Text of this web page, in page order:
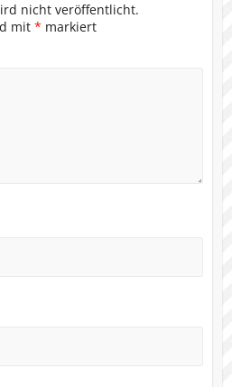
nicht veröffentlicht.
mit * markiert